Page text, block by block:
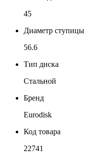
45
Диаметр ступицы
56.6
Тип диска
Стальной
Бренд
Eurodisk
Код товара
22741